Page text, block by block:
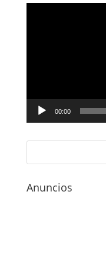
00:00
Anuncios